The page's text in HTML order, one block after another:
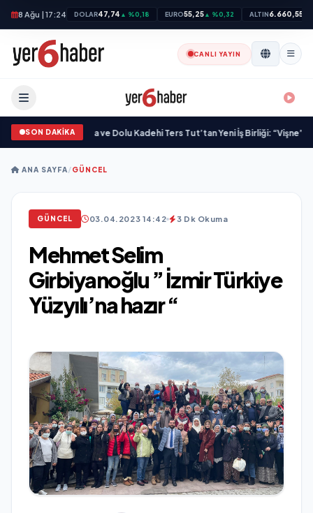
8 Ağu | 17:24 DOLAR47,74 ▲ %0,18 EURO55,25▲ %0,32 ALTIN6.660,55
CANLI YAYIN
SON DAKİKA
•M Lisa ve Dolu Kadehi Ters Tut’tan Yeni İş Birliği: “Vişne”•
ANA SAYFA/GÜNCEL
GÜNCEL 03.04.2023 14:42 3 Dk Okuma
Mehmet Selim
Girbiyanoğlu ” İzmir Türkiye
Yüzyılı’na hazır “